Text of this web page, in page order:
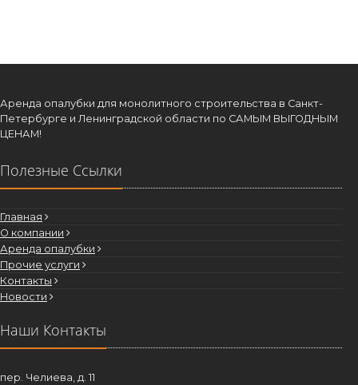
Аренда опалубки для монолитного строительства в Санкт-
Петербурге и Ленинградской области по САМЫМ ВЫГОДНЫМ
ЦЕНАМ!
Полезные Ссылки
Главная
О компании
Аренда опалубки
Прочие услуги
Контакты
Новости
Наши Контакты
пер. Челиева, д. 11